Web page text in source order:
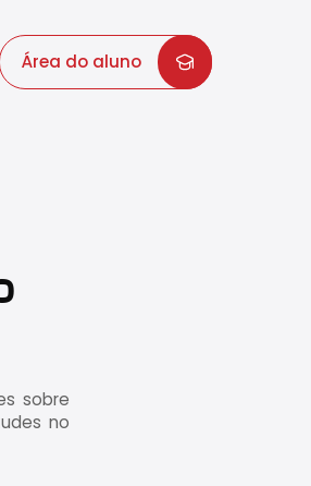
Área do aluno
sobre
no